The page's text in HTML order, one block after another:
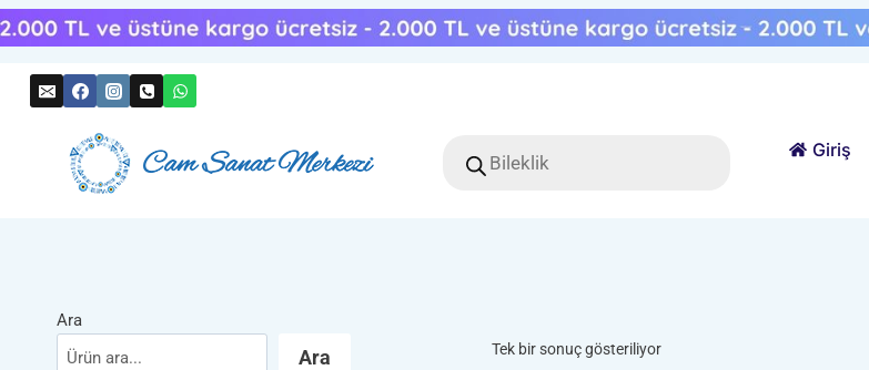
Skip
to
search
Giriş
Tek bir sonuç gösteriliyor
Ara
Ara